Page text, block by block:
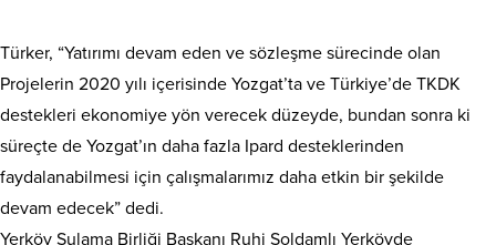
Türker, “Yatırımı devam eden ve sözleşme sürecinde olan
Projelerin 2020 yılı içerisinde Yozgat’ta ve Türkiye’de TKDK
destekleri ekonomiye yön verecek düzeyde, bundan sonra ki
süreçte de Yozgat’ın daha fazla Ipard desteklerinden
faydalanabilmesi için çalışmalarımız daha etkin bir şekilde
devam edecek” dedi.
Yerköy Sulama Birliği Başkanı Ruhi Soldamlı Yerköyde